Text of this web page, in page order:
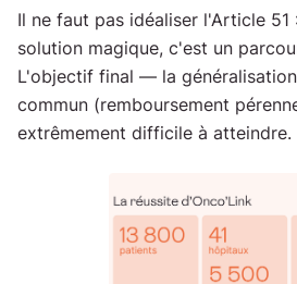
Il ne faut pas idéaliser l'Article 51
solution magique, c'est un
L'objectif final — la
commun (remboursement
extrêmement difficile à atteindre.